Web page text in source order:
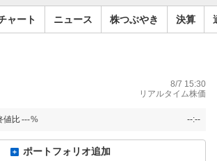
ャート ニュース 株つぶやき 決算
8/7 15:30
リアルタイム株価
値比---% --:--
ポートフォリオ追加